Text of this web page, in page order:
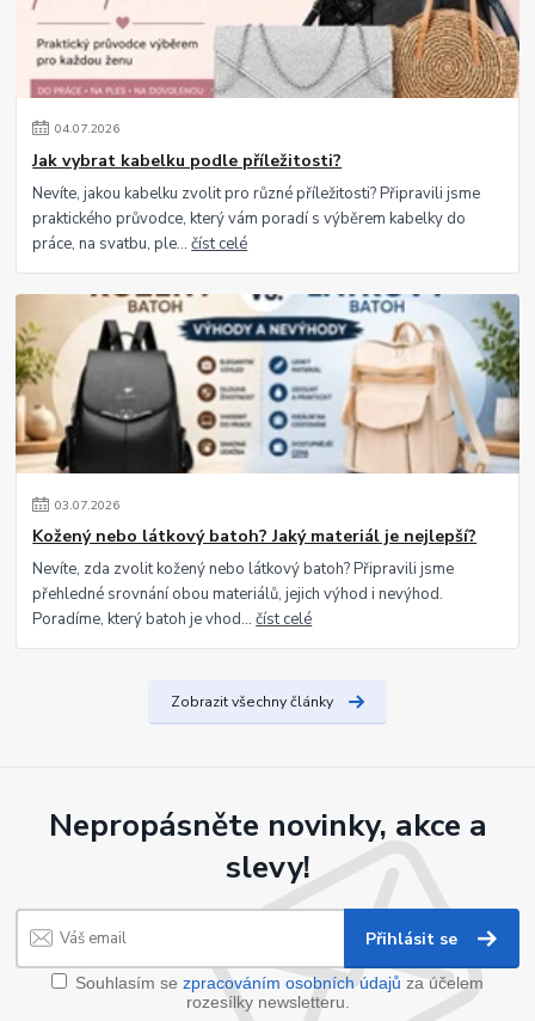
04.07.2026
Jak vybrat kabelku podle příležitosti?
Nevíte, jakou kabelku zvolit pro různé příležitosti? Připravili jsme
praktického průvodce, který vám poradí s výběrem kabelky do
práce, na svatbu, ple...číst celé
03.07.2026
Kožený nebo látkový batoh? Jaký materiál je nejlepší?
Nevíte, zda zvolit kožený nebo látkový batoh? Připravili jsme
přehledné srovnání obou materiálů, jejich výhod i nevýhod.
Poradíme, který batoh je vhod...číst celé
Zobrazit všechny články
Nepropásněte novinky, akce a
slevy!
Přihlásit se
Souhlasím se zpracováním osobních údajů za účelem
rozesílky newsletteru.